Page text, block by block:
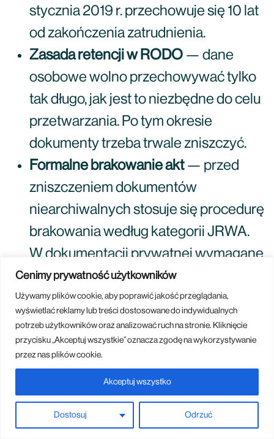
Cenimy prywatność użytkowników
Używamy plików cookie, aby poprawić jakość przeglądania,
wyświetlać reklamy lub treści dostosowane do indywidualnych
potrzeb użytkowników oraz analizować ruch na stronie. Kliknięcie
przycisku „Akceptuj wszystkie” oznacza zgodę na wykorzystywanie
przez nas plików cookie.
Dostosuj Odrzuć
Akceptuj wszystko
stycznia 2019 r. przechowuje się 10 lat
od zakończenia zatrudnienia.
Zasada retencji w RODO — dane
osobowe wolno przechowywać tylko
tak długo, jak jest to niezbędne do celu
przetwarzania. Po tym okresie
dokumenty trzeba trwale zniszczyć.
Formalne brakowanie akt— przed
zniszczeniem dokumentów
niearchiwalnych stosuje się procedurę
brakowania według kategorii JRWA.
W dokumentacji prywatnej wymagane
są protokół zniszczenia i decyzja
kierownika jednostki.
DIN 66399, klasa 4— część firm
używa przemysłowych niszczarek
spełniających 4. klasę tajności DIN
66399, wymaganą przy dokumentach
o wysokiej poufności.
Zakaz niszczenia podczas kontroli—